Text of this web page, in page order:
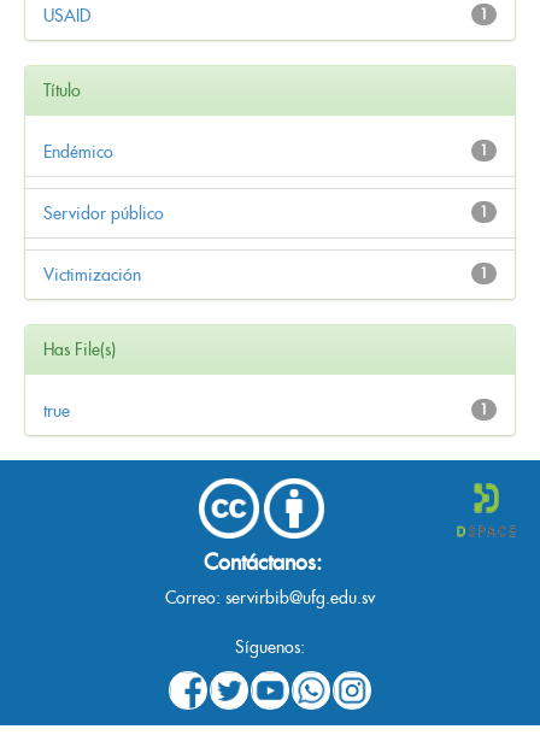
1
USAID
Título
1
Endémico
1
Servidor público
1
Victimización
Has File(s)
1
true
Contáctanos:
Correo: servirbib@ufg.edu.sv
Síguenos: